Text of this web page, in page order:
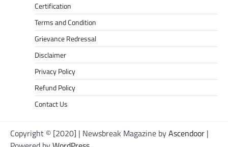
Certification
Terms and Condition
Grievance Redressal
Disclaimer
Privacy Policy
Refund Policy
Contact Us
Copyright © [2020] | Newsbreak Magazine byAscendoor |